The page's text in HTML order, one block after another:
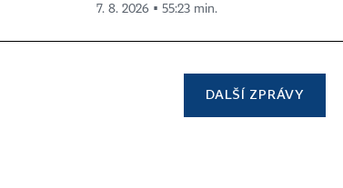
7. 8. 2026 ▪ 55:23 min.
DALŠÍ ZPRÁVY